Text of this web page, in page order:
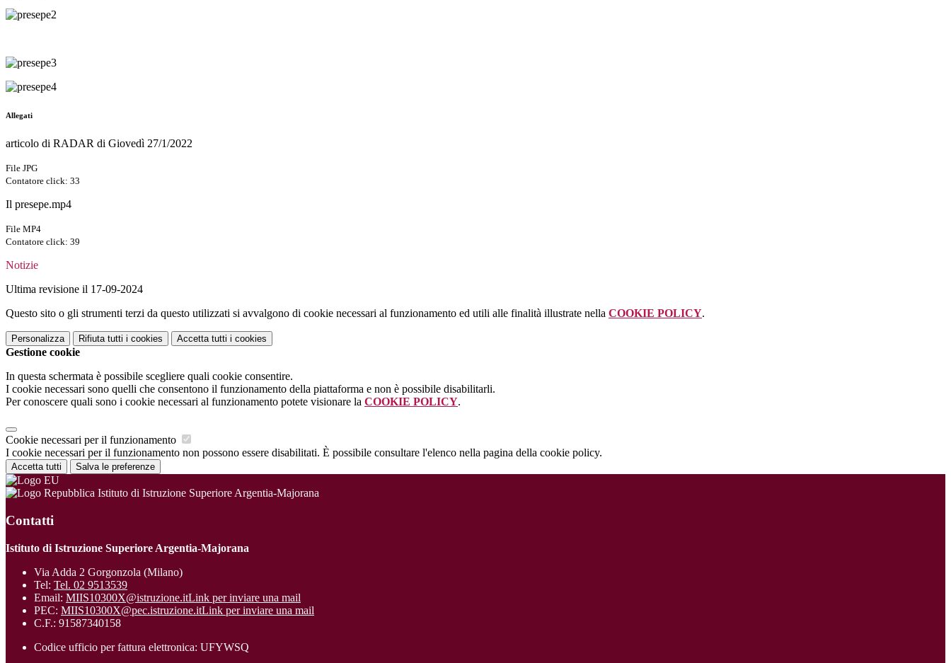
Allegati
articolo di RADAR di Giovedì 27/1/2022
File JPG
Contatore click: 33
Il presepe.mp4
File MP4
Contatore click: 39
Notizie
Ultima revisione il 17-09-2024
Questo sito o gli strumenti terzi da questo utilizzati si avvalgono di cookie necessari al funzionamento ed utili alle finalità illustrate nella COOKIE POLICY.
Personalizza Rifiuta tutti i cookies Accetta tutti i cookies
Gestione cookie
In questa schermata è possibile scegliere quali cookie consentire.
I cookie necessari sono quelli che consentono il funzionamento della piattaforma e non è possibile disabilitarli.
Per conoscere quali sono i cookie necessari al funzionamento potete visionare la COOKIE POLICY.
Cookie necessari per il funzionamento
I cookie necessari per il funzionamento non possono essere disabilitati. È possibile consultare l'elenco nella pagina della cookie policy.
Accetta tutti Salva le preferenze
Istituto di Istruzione Superiore Argentia-Majorana
Contatti
Istituto di Istruzione Superiore Argentia-Majorana
Via Adda 2 Gorgonzola (Milano)
Tel: Tel. 02 9513539
Email: MIIS10300X@istruzione.itLink per inviare una mail
PEC: MIIS10300X@pec.istruzione.itLink per inviare una mail
C.F.: 91587340158
Codice ufficio per fattura elettronica: UFYWSQ